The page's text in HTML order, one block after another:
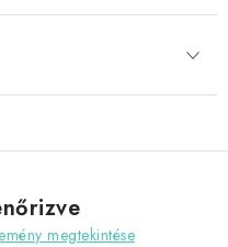
megtekintése